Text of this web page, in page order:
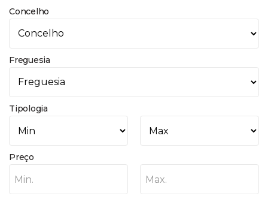
Concelho
Freguesia
Tipologia
Preço
Min. Max.